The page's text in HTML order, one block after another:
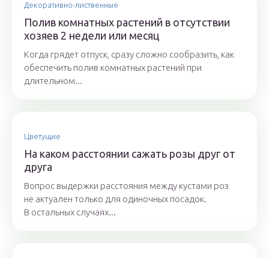
Декоративно-лиственные
Полив комнатных растений в отсутствии
хозяев 2 недели или месяц
Когда грядет отпуск, сразу сложно сообразить, как
обеспечить полив комнатных растений при
длительном...
Цветущие
На каком расстоянии сажать розы друг от
друга
Вопрос выдержки расстояния между кустами роз
не актуален только для одиночных посадок.
В остальных случаях...